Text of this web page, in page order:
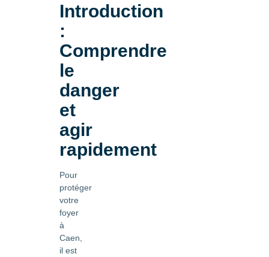
Introduction
:
Comprendre
le
danger
et
agir
rapidement
Pour
protéger
votre
foyer
à
Caen,
il est